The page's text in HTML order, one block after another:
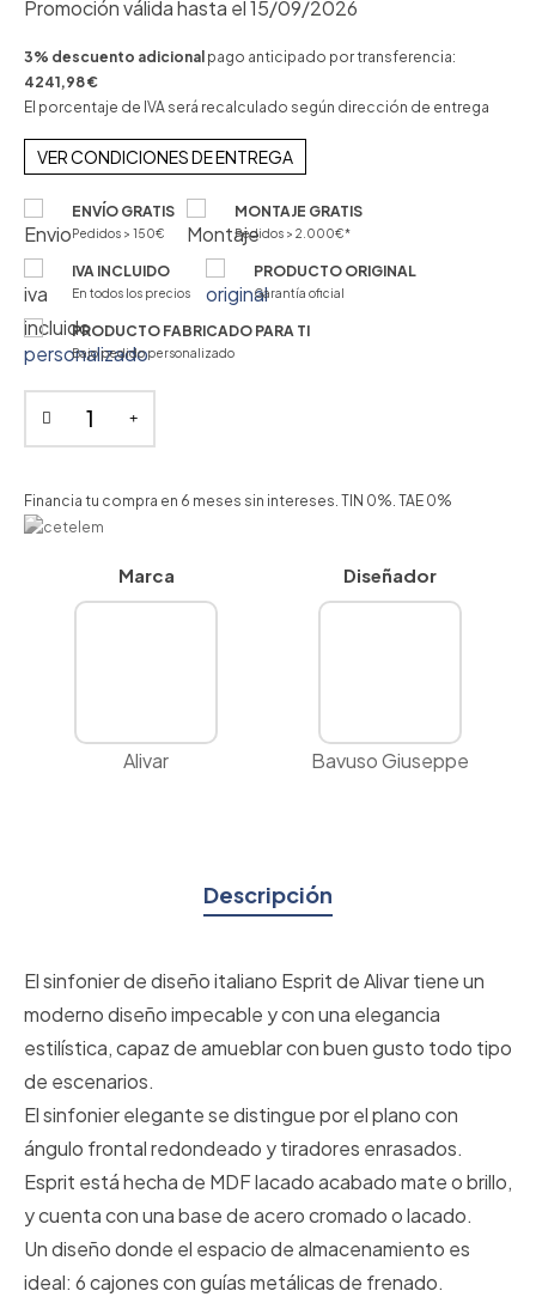
Promoción válida hasta el 15/09/2026
3% descuento adicional pago anticipado por transferencia:
4241,98 €
El porcentaje de IVA será recalculado según dirección de entrega
VER CONDICIONES DE ENTREGA
ENVÍO GRATIS
Pedidos > 150€
MONTAJE GRATIS
Pedidos > 2.000€*
IVA INCLUIDO
En todos los precios
PRODUCTO ORIGINAL
Garantía oficial
PRODUCTO FABRICADO PARA TI
Bajo pedido personalizado
Financia tu compra en 6 meses sin intereses. TIN 0%. TAE 0%
Marca
Alivar
Diseñador
Bavuso Giuseppe
Descripción
El sinfonier de diseño italiano Esprit de Alivar tiene un
moderno diseño impecable y con una elegancia
estilística, capaz de amueblar con buen gusto todo tipo
de escenarios.
El sinfonier elegante se distingue por el plano con
ángulo frontal redondeado y tiradores enrasados.
Esprit está hecha de MDF lacado acabado mate o brillo,
y cuenta con una base de acero cromado o lacado.
Un diseño donde el espacio de almacenamiento es
ideal: 6 cajones con guías metálicas de frenado.